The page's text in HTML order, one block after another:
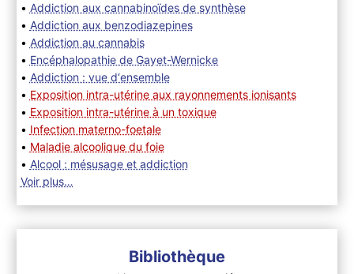
• Addiction aux cannabinoïdes de synthèse
• Addiction aux benzodiazepines
• Addiction au cannabis
• Encéphalopathie de Gayet-Wernicke
• Addiction : vue d‘ensemble
• Exposition intra-utérine aux rayonnements ionisants
• Exposition intra-utérine à un toxique
• Infection materno-foetale
• Maladie alcoolique du foie
• Alcool : mésusage et addiction
Voir plus…
Bibliothèque